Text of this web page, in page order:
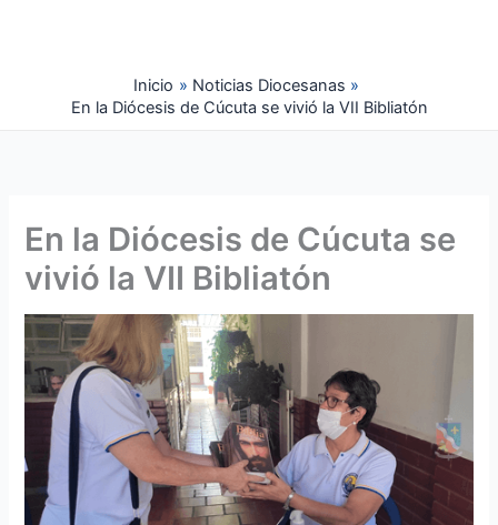
Inicio
Noticias Diocesanas
En la Diócesis de Cúcuta se vivió la VII Bibliatón
En la Diócesis de Cúcuta se
vivió la VII Bibliatón